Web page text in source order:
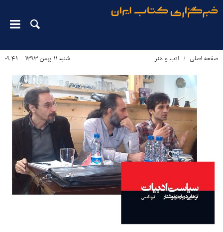
صفحه اصلی ادب و هنر شنبه ۱۱ بهمن ۱۳۹۳ - ۰۹:۴۱